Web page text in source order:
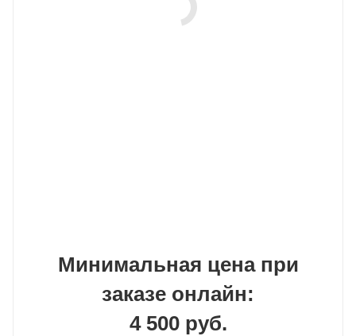
Минимальная цена при
заказе онлайн:
4 500 руб.